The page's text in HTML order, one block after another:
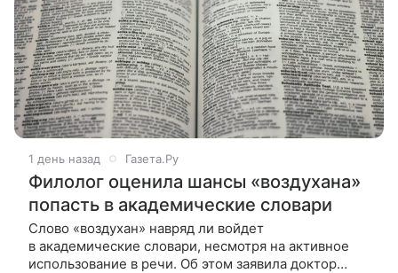
1 день назад Газета.Ру
Филолог оценила шансы «воздухана»
попасть в академические словари
Слово «воздухан» навряд ли войдет
в академические словари, несмотря на активное
использование в речи. Об этом заявила доктор